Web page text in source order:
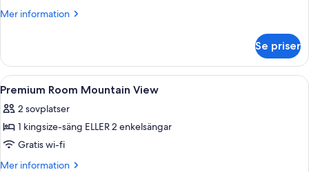
Reserve)
Mer information
Mer
-
vid
havet
Reserve)
Se priser
Öppna
alla
foton
för
Premium
Room
Sängtillbehör av högsta kvalitet,
3
Premium Room Mountain View
2 sovplatser
1 kingsize-säng ELLER 2 enkelsängar
Gratis wi-fi
Mer information
Mer